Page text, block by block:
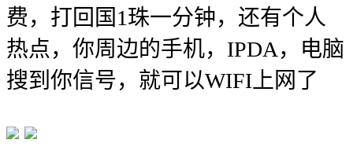
费，打回国1珠一分钟，还有个人
热点，你周边的手机，IPDA，电脑
搜到你信号，就可以WIFI上网了